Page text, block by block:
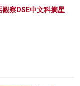
察DSE中文科摘星